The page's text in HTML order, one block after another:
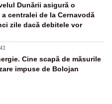
Dunării asigură o
centralei de la Cernavodă
zile dacă debitele vor
Cine scapă de măsurile
impuse de Bolojan